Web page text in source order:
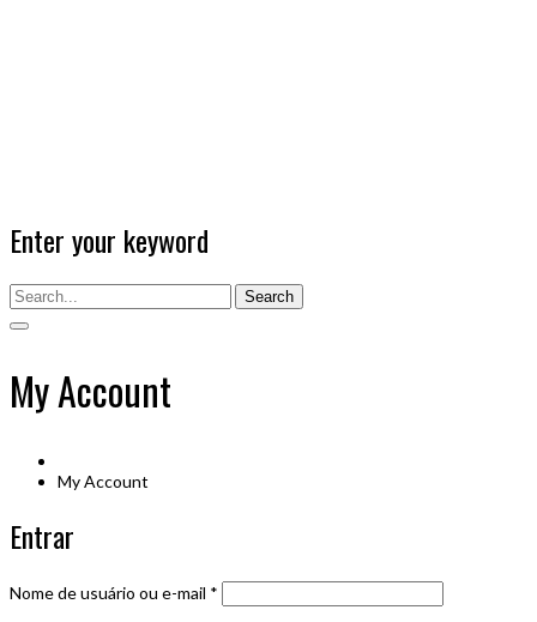
Enter your keyword
Search
My Account
My Account
Entrar
Nome de usuário ou e-mail *